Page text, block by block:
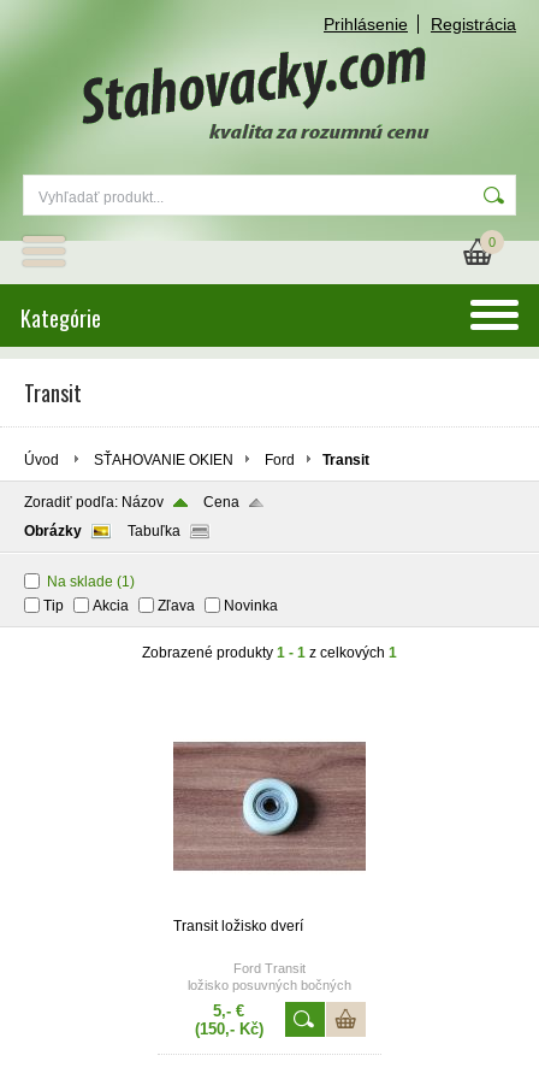
Prihlásenie Registrácia
0
Kategórie
Transit
Úvod SŤAHOVANIE OKIEN Ford Transit
Zoradiť podľa: Názov
Cena
Obrázky
Tabuľka
Na sklade (1)
Tip
Akcia Zľava Novinka
Zobrazené produkty 1 - 1 z celkových 1
Transit ložisko dverí
Ford Transit
ložisko posuvných bočných
5,- €
(150,- Kč)